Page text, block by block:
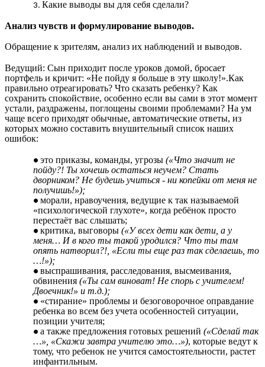
Какие выводы вы для себя сделали?
Анализ чувств и формулирование выводов.
Обращение к зрителям, анализ их наблюдений и выводов.
Ведущий: Сын приходит после уроков домой, бросает
портфель и кричит: «Не пойду я больше в эту школу!».Как
правильно отреагировать? Что сказать ребенку? Как
сохранить спокойствие, особенно если вы сами в этот момент
устали, раздражены, поглощены своими проблемами? На ум
чаще всего приходят обычные, автоматические ответы, из
которых можно составить внушительный список наших
ошибок:
это приказы, команды, угрозы («Что значит не
пойду?! Ты хочешь остаться неучем? Стать
дворником? Не будешь учиться - ни копейки от меня не
получишь!»);
морали, нравоучения, ведущие к так называемой
«психологической глухоте», когда ребёнок просто
перестаёт вас слышать;
критика, выговоры («У всех дети как дети, а у
меня… И в кого ты такой уродился? Что ты там
опять натворил?!, «Если ты еще раз так сделаешь, то
…!»);
выспрашивания, расследования, высмеивания,
обвинения («Ты сам виноват! Не спорь с учителем!
Двоечник!» и т.д.);
«стирание» проблемы и безоговорочное оправдание
ребенка во всем без учета особенностей ситуации,
позиции учителя;
а также предложения готовых решений («Сделай так
…», «Скажи завтра учителю это…»), которые ведут к
тому, что ребенок не учится самостоятельности, растет
инфантильным.